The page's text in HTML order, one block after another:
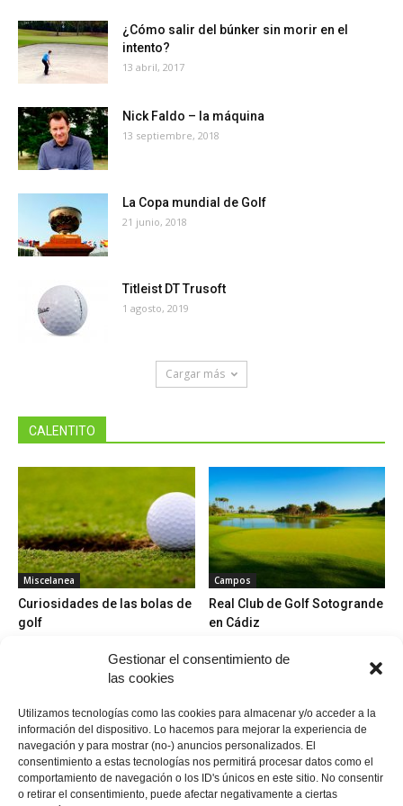
Gestionar el consentimiento de
las cookies
Utilizamos tecnologías como las cookies para almacenar y/o acceder a la
información del dispositivo. Lo hacemos para mejorar la experiencia de
navegación y para mostrar (no-) anuncios personalizados. El
consentimiento a estas tecnologías nos permitirá procesar datos como el
comportamiento de navegación o los ID's únicos en este sitio. No consentir
o retirar el consentimiento, puede afectar negativamente a ciertas
¿Cómo salir del búnker sin morir en el
intento?
13 abril, 2017
Nick Faldo – la máquina
13 septiembre, 2018
La Copa mundial de Golf
21 junio, 2018
Titleist DT Trusoft
1 agosto, 2019
Cargar más
CALENTITO
Miscelanea
Curiosidades de las bolas de
golf
Campos
Real Club de Golf Sotogrande
en Cádiz
Bolas nuevas
Pelotas de golf Taylor Made
Jugadores
Jack Nicklaus